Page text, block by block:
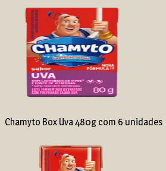
Chamyto Box Uva 480g com 6 unidades